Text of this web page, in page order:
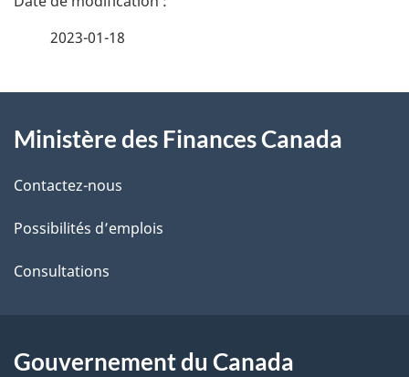
i
l
s
d
l
2023-01-18
propos
de
ce
site
Ministère des Finances Canada
Contactez-nous
Possibilités d’emplois
Consultations
Gouvernement du Canada